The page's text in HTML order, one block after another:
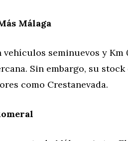
Málaga
vehículos seminuevos y
Sin embargo, su
como Crestanevada.